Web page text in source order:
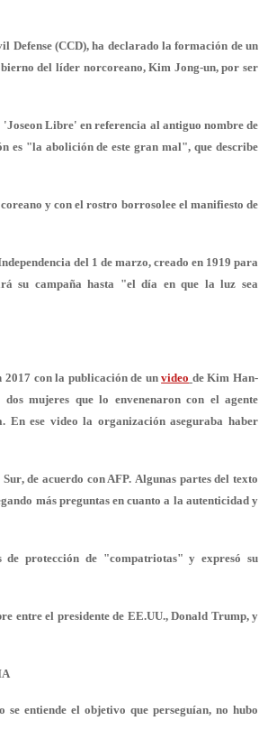
Defense (CCD), ha declarado la formación de un
del líder norcoreano, Kim Jong-un, por ser
Libre' en referencia al antiguo nombre de
es "la abolición de este gran mal", que describe
y con elrostro borrosolee el manifiesto de
del 1 de marzo, creado en 1919 para
su campaña hasta "el día en que la luz sea
2017 con la publicación de unvideo de Kim Han-
dos mujeres que lo envenenaroncon el agente
ese video la organización aseguraba haber
Sur, de acuerdo con AFP. Algunas partes del texto
más preguntas en cuanto a la autenticidad y
protección de "compatriotas" y expresó su
entre el presidente de EE.UU., Donald Trump, y
entiende el objetivo que perseguían, no hubo